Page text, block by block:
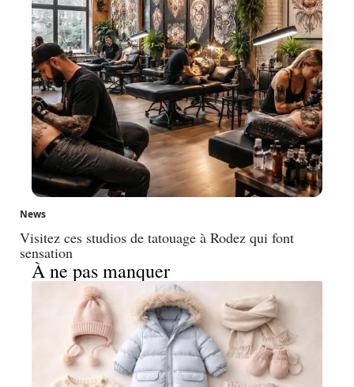
News
Visitez ces studios de tatouage à Rodez qui font
sensation
À ne pas manquer